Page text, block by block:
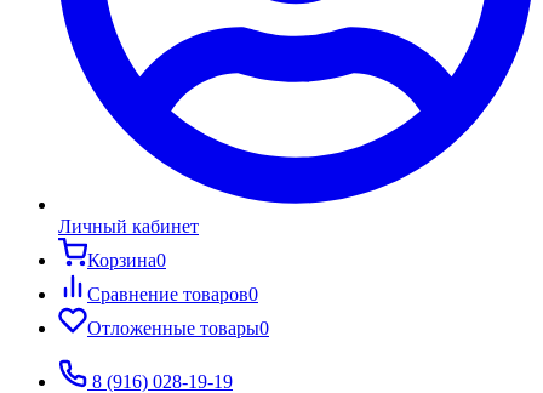
Личный кабинет
Корзина0
Сравнение товаров0
Отложенные товары0
8 (916) 028-19-19